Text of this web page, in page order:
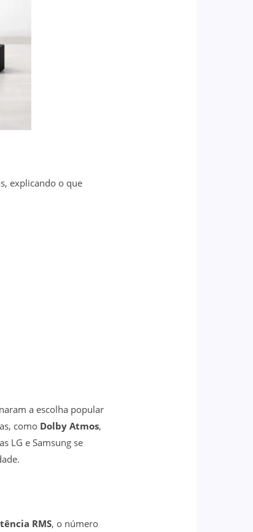
explicando o que
a escolha popular
como Dolby Atmos,
LG e Samsung se
RMS, o número